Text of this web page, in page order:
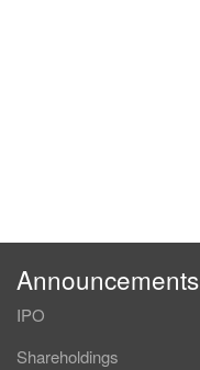
Announcements
IPO
Shareholdings